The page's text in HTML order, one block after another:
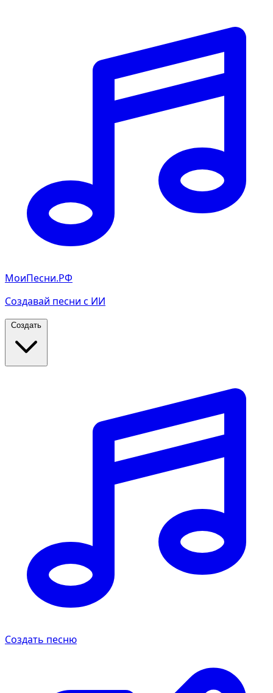
МоиПесни.РФ
Создавай песни с ИИ
Создать
Создать песню